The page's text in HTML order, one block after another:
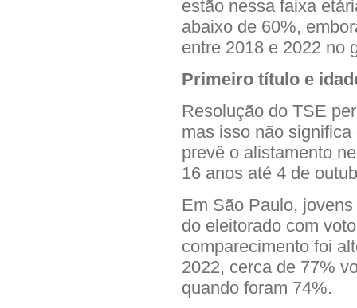
estão nessa faixa
abaixo de 60%,
entre 2018 e 2022 no
Primeiro título e
Resolução do TSE
mas isso não
prevê o alistamento
16 anos até 4 de
Em São Paulo,
do eleitorado com
comparecimento foi
2022, cerca de 77%
quando foram 74%.